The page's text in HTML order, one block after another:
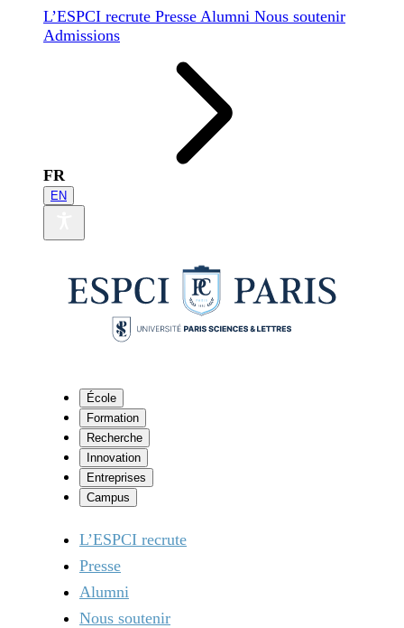
L’ESPCI recrute Presse Alumni Nous soutenir
Admissions
FR
EN
École
Formation
Recherche
Innovation
Entreprises
Campus
L’ESPCI recrute
Presse
Alumni
Nous soutenir